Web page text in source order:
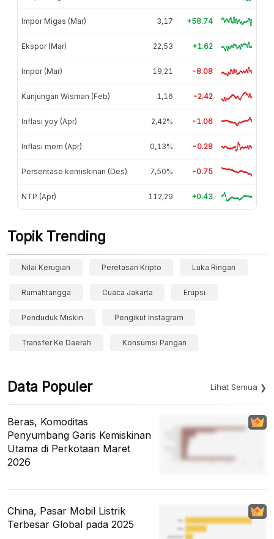
Impor Migas (Mar) 3,17 +58.74
Ekspor (Mar) 22,53 +1.62
Impor (Mar) 19,21 -8.08
Kunjungan Wisman (Feb) 1,16 -2.42
Inflasi yoy (Apr) 2,42% -1.06
Inflasi mom (Apr) 0,13% -0.28
Persentase kemiskinan (Des) 7,50% -0.75
NTP (Apr) 112,29 +0.43
Topik Trending
Nilai Kerugian Peretasan Kripto Luka Ringan
Rumahtangga Cuaca Jakarta Erupsi
Penduduk Miskin Pengikut Instagram
Transfer Ke Daerah Konsumsi Pangan
Data Populer Lihat Semua
Beras, Komoditas
Penyumbang Garis Kemiskinan
Utama di Perkotaan Maret
2026
China, Pasar Mobil Listrik
Terbesar Global pada 2025